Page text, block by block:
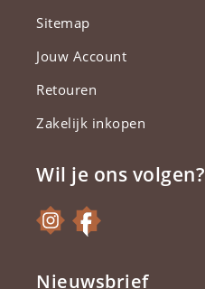
Sitemap
Jouw Account
Retouren
Zakelijk inkopen
Wil je ons volgen?
Nieuwsbrief